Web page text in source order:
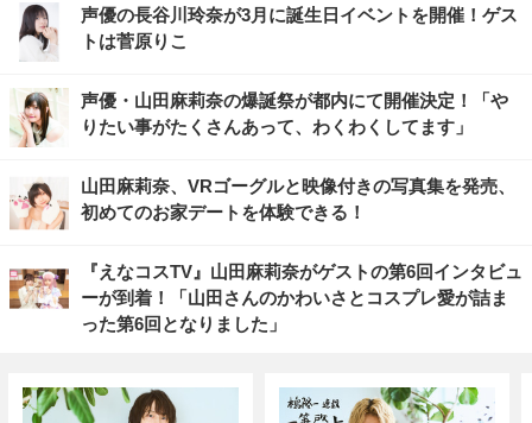
声優の長谷川玲奈が3月に誕生日イベントを開催！ゲス
トは菅原りこ
声優・山田麻莉奈の爆誕祭が都内にて開催決定！「や
りたい事がたくさんあって、わくわくしてます」
山田麻莉奈、VRゴーグルと映像付きの写真集を発売、
初めてのお家デートを体験できる！
『えなコスTV』山田麻莉奈がゲストの第6回インタビュ
ーが到着！「山田さんのかわいさとコスプレ愛が詰ま
った第6回となりました」